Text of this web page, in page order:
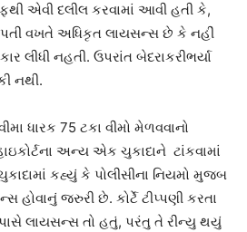
એવી દલીલ કરવામાં આવી હતી કે,
વખતે અધિકૃત લાયસન્સ છે કે નહીં
લીધી નહતી. ઉપરાંત બેદરાકરીભર્યા
નથી.
ધારક 75 ટકા વીમો મેળવવાનો
અન્ય એક ચુકાદાને ટાંકવામાં
કહ્યું કે પોલીસીના નિયમો મુજબ
હોવાનું જરુરી છે. કોર્ટે ટીપ્પણી કરતા
લાયસન્સ તો હતું, પરંતુ તે રીન્યુ થયું